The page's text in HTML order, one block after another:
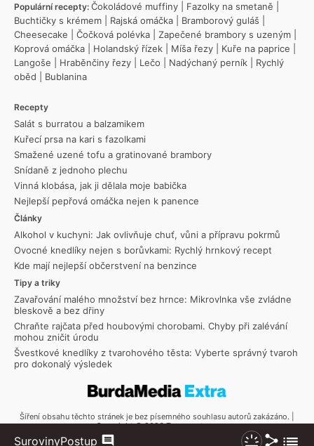
SurovinyPostup Sdílet
Populární recepty: Čokoládové muffiny Fazolky na smetaně
Buchtičky s krémem
Rajská omáčka Bramborový guláš
Cheesecake
Čočková polévka Zapečené brambory s uzeným
Koprová omáčka
Holandský řízek Míša řezy Kuře na paprice
Langoše
Hraběnčiny řezy Lečo Nadýchaný perník
Rychlý
oběd
Bublanina
Recepty
Salát s burratou a balzamikem
Kuřecí prsa na kari s fazolkami
Smažené uzené tofu a gratinované brambory
Snídaně z jednoho plechu
Vinná klobása, jak ji dělala moje babička
Nejlepší pepřová omáčka nejen k panence
Články
Alkohol v kuchyni: Jak ovlivňuje chuť, vůni a přípravu pokrmů
Ovocné knedlíky nejen s borůvkami: Rychlý hrnkový recept
Kde mají nejlepší občerstvení na benzince
Tipy a triky
Zavařování malého množství bez hrnce: Mikrovlnka vše zvládne
bleskově a bez dřiny
Chraňte rajčata před houbovými chorobami. Chyby při zalévání
mohou zničit úrodu
Švestkové knedlíky z tvarohového těsta: Vyberte správný tvaroh
pro dokonalý výsledek
Šíření obsahu těchto stránek je bez písemného souhlasu autorů zakázáno. |
Copyright © 2026 Toprecepty.cz